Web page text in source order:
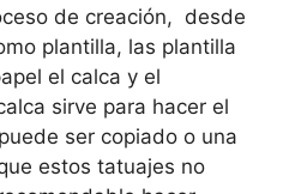
de creación, desde
plantilla, las plantilla
el calca y el
sirve para hacer el
ser copiado o una
estos tatuajes no